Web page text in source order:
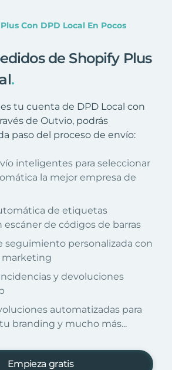
Con DPD Local En Pocos
de Shopify Plus
.
tu cuenta de DPD Local con
de Outvio, podrás
paso del proceso de envío:
inteligentes para seleccionar
la mejor empresa de
de etiquetas
de códigos de barras
seguimiento personalizada con
marketing
y devoluciones
automatizadas para
branding y mucho más...
Empieza gratis